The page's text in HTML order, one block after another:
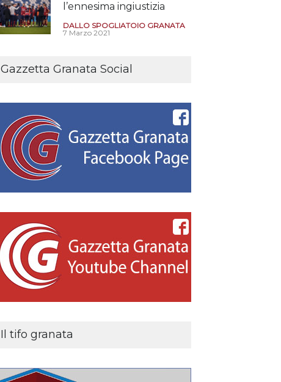
l’ennesima ingiustizia
DALLO SPOGLIATOIO GRANATA
7 Marzo 2021
E’ morto Romano Fogli
l’allenatore della
nella stagione 80/81
21 Settembre 2021
Gazzetta Granata Social
Il tifo granata